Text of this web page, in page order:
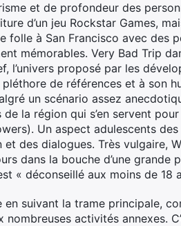
et de profondeur des
d’un jeu Rockstar Games,
folle à San Francisco avec des
mémorables. Very Bad Trip
l’univers proposé par les
de références et à son
un scénario assez
la région qui s’en servent
Un aspect adulescents
des dialogues. Très vulgaire,
dans la bouche d’une
« déconseillé aux moins de 18
suivant la trame principale,
nombreuses activités annexes.